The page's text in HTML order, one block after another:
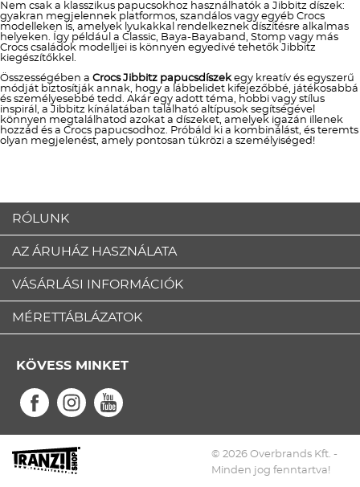
Nem csak a klasszikus papucsokhoz használhatók a Jibbitz díszek:
gyakran megjelennek platformos, szandálos vagy egyéb Crocs
modelleken is, amelyek lyukakkal rendelkeznek díszítésre alkalmas
helyeken. Így például a Classic, Baya-Bayaband, Stomp vagy más
Crocs családok modelljei is könnyen egyedivé tehetők Jibbitz
kiegészítőkkel.
Összességében a Crocs Jibbitz papucsdíszekegy kreatív és egyszerű
módját biztosítják annak, hogy a lábbelidet kifejezőbbé, játékosabbá
és személyesebbé tedd. Akár egy adott téma, hobbi vagy stílus
inspirál, a Jibbitz kínálatában található altípusok segítségével
könnyen megtalálhatod azokat a díszeket, amelyek igazán illenek
hozzád és a Crocs papucsodhoz. Próbáld ki a kombinálást, és teremts
olyan megjelenést, amely pontosan tükrözi a személyiséged!
RÓLUNK
AZ ÁRUHÁZ HASZNÁLATA
VÁSÁRLÁSI INFORMÁCIÓK
MÉRETTÁBLÁZATOK
KÖVESS MINKET
© 2026 Overbrands Kft. -
Minden jog fenntartva!